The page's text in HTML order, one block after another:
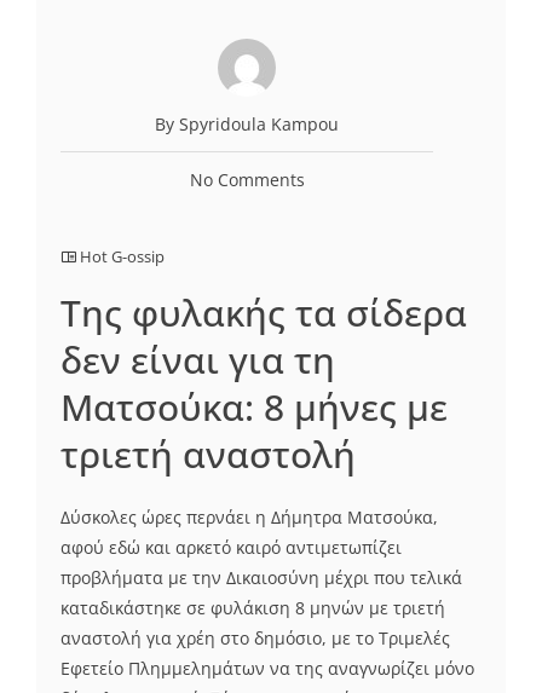
By Spyridoula Kampou
No Comments
Hot G-ossip
Της φυλακής τα σίδερα
δεν είναι για τη
Ματσούκα: 8 μήνες με
τριετή αναστολή
Δύσκολες ώρες περνάει η Δήμητρα Ματσούκα,
αφού εδώ και αρκετό καιρό αντιμετωπίζει
προβλήματα με την Δικαιοσύνη μέχρι που τελικά
καταδικάστηκε σε φυλάκιση 8 μηνών με τριετή
αναστολή για χρέη στο δημόσιο, με το Τριμελές
Εφετείο Πλημμελημάτων να της αναγνωρίζει μόνο